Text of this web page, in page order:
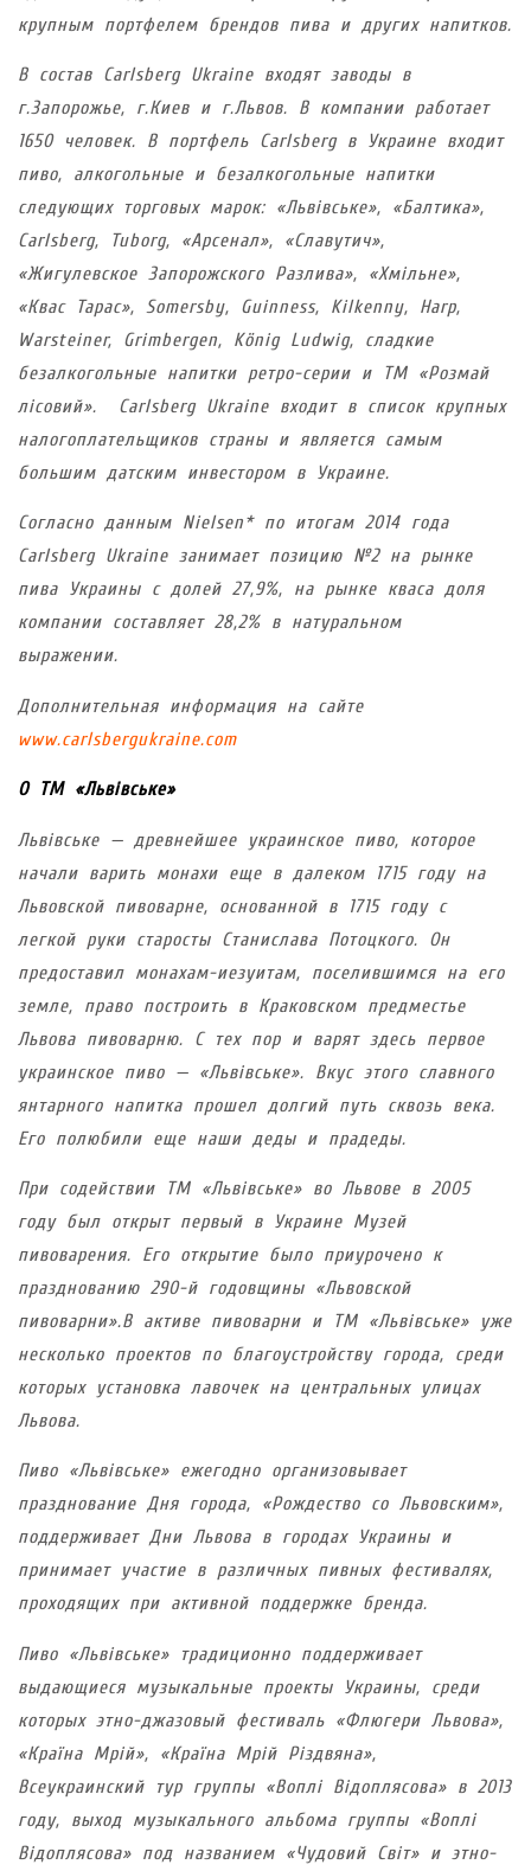
крупным портфелем брендов пива и других напитков.
В состав Carlsberg Ukraine входят заводы в
г.Запорожье, г.Киев и г.Львов. В компании работает
1650 человек. В портфель Carlsberg в Украине входит
пиво, алкогольные и безалкогольные напитки
следующих торговых марок: «Львівське», «Балтика»,
Carlsberg, Tuborg, «Арсенал», «Славутич»,
«Жигулевское Запорожского Разлива», «Хмільне»,
«Квас Тарас», Somersby, Guinness, Kilkenny, Harp,
Warsteiner, Grimbergen, König Ludwig, сладкие
безалкогольные напитки ретро-серии и ТМ «Розмай
лісовий». Carlsberg Ukraine входит в список крупных
налогоплательщиков страны и является самым
большим датским инвестором в Украине.
Согласно данным Nielsen* по итогам 2014 года
Carlsberg Ukraine занимает позицию №2 на рынке
пива Украины с долей 27,9%, на рынке кваса доля
компании составляет 28,2% в натуральном
выражении.
Дополнительная информация на сайте
www.carlsbergukraine.com
О ТМ «Львівське»
Львівське — древнейшее украинское пиво, которое
начали варить монахи еще в далеком 1715 году на
Львовской пивоварне, основанной в 1715 году с
легкой руки старосты Станислава Потоцкого. Он
предоставил монахам-иезуитам, поселившимся на его
земле, право построить в Краковском предместье
Львова пивоварню. С тех пор и варят здесь первое
украинское пиво — «Львівське». Вкус этого славного
янтарного напитка прошел долгий путь сквозь века.
Его полюбили еще наши деды и прадеды.
При содействии ТМ «Львівське» во Львове в 2005
году был открыт первый в Украине Музей
пивоварения. Его открытие было приурочено к
празднованию 290-й годовщины «Львовской
пивоварни».В активе пивоварни и ТМ «Львівське» уже
несколько проектов по благоустройству города, среди
которых установка лавочек на центральных улицах
Львова.
Пиво «Львівське» ежегодно организовывает
празднование Дня города, «Рождество со Львовским»,
поддерживает Дни Львова в городах Украины и
принимает участие в различных пивных фестивалях,
проходящих при активной поддержке бренда.
Пиво «Львівське» традиционно поддерживает
выдающиеся музыкальные проекты Украины, среди
которых этно-джазовый фестиваль «Флюгери Львова»,
«Країна Мрій», «Країна Мрій Різдвяна»,
Всеукраинский тур группы «Воплі Відоплясова» в 2013
году, выход музыкального альбома группы «Воплі
Відоплясова» под названием «Чудовий Світ» и этно-